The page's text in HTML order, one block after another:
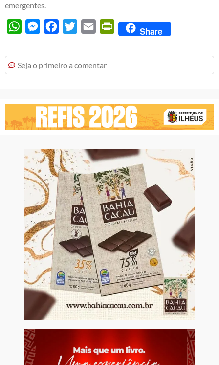
emergentes.
WhatsAppMessengerFacebook
Twitter Email PrintFriendly
Share
Seja o primeiro a comentar